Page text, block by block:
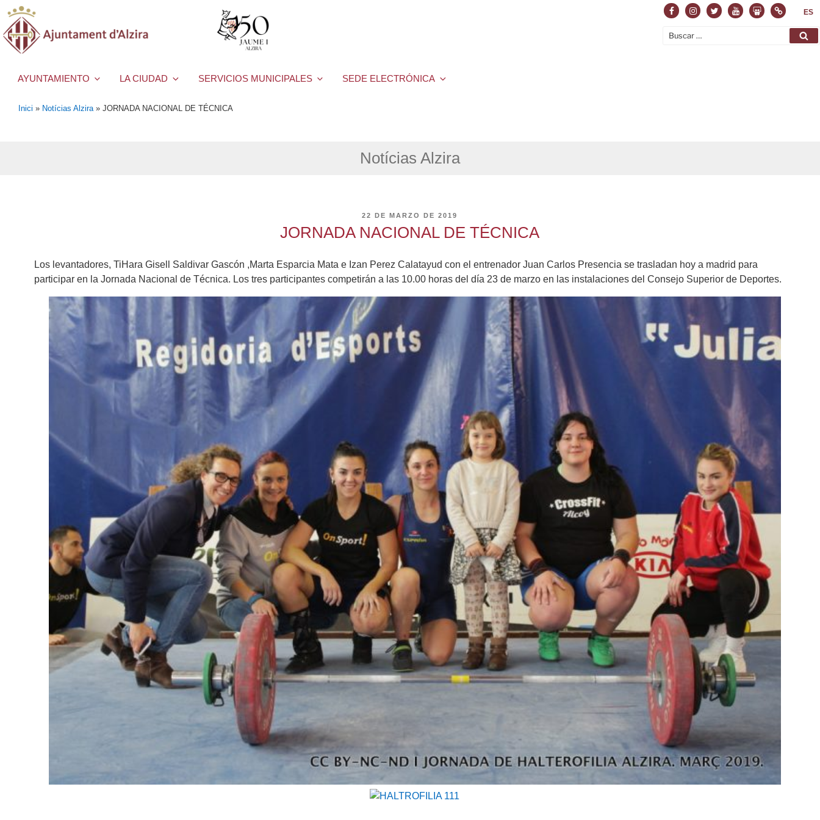
FacebookInstagram
TwitterYoutubeSlideshare
NormasES
Buscar
AYUNTAMIENTO LA CIUDAD SERVICIOS MUNICIPALES SEDE ELECTRÓNICA
Inici » Notícias Alzira » JORNADA NACIONAL DE TÉCNICA
Notícias Alzira
PUBLICADO
22 DE MARZO DE 2019
JORNADA NACIONAL DE TÉCNICA
Los levantadores, TiHara Gisell Saldivar Gascón ,Marta Esparcia Mata e Izan Perez Calatayud con el entrenador Juan Carlos Presencia se trasladan hoy a madrid para
participar en la Jornada Nacional de Técnica. Los tres participantes competirán a las 10.00 horas del día 23 de marzo en las instalaciones del Consejo Superior de Deportes.